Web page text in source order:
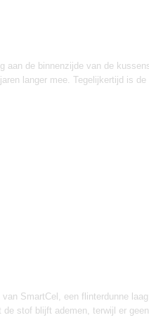
de binnenzijde van de
langer mee. Tegelijkertijd is
SmartCel, een flinterdunne
stof blijft ademen, terwijl er